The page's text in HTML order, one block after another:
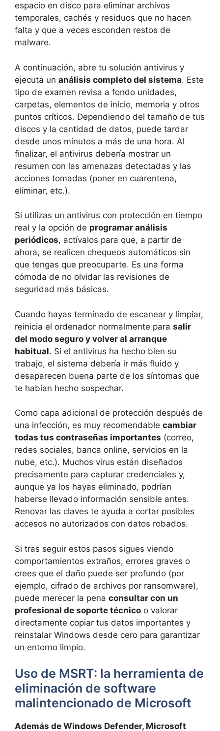
espacio en disco para eliminar archivos
temporales, cachés y residuos que no hacen
falta y que a veces esconden restos de
malware.
A continuación, abre tu solución antivirus y
ejecuta un análisis completo del sistema. Este
tipo de examen revisa a fondo unidades,
carpetas, elementos de inicio, memoria y otros
puntos críticos. Dependiendo del tamaño de tus
discos y la cantidad de datos, puede tardar
desde unos minutos a más de una hora. Al
finalizar, el antivirus debería mostrar un
resumen con las amenazas detectadas y las
acciones tomadas (poner en cuarentena,
eliminar, etc.).
Si utilizas un antivirus con protección en tiempo
real y la opción de programar análisis
periódicos, actívalos para que, a partir de
ahora, se realicen chequeos automáticos sin
que tengas que preocuparte. Es una forma
cómoda de no olvidar las revisiones de
seguridad más básicas.
Cuando hayas terminado de escanear y limpiar,
reinicia el ordenador normalmente para salir
del modo seguro y volver al arranque
habitual. Si el antivirus ha hecho bien su
trabajo, el sistema debería ir más fluido y
desaparecen buena parte de los síntomas que
te habían hecho sospechar.
Como capa adicional de protección después de
una infección, es muy recomendable cambiar
todas tus contraseñas importantes (correo,
redes sociales, banca online, servicios en la
nube, etc.). Muchos virus están diseñados
precisamente para capturar credenciales y,
aunque ya los hayas eliminado, podrían
haberse llevado información sensible antes.
Renovar las claves te ayuda a cortar posibles
accesos no autorizados con datos robados.
Si tras seguir estos pasos sigues viendo
comportamientos extraños, errores graves o
crees que el daño puede ser profundo (por
ejemplo, cifrado de archivos por ransomware),
puede merecer la pena consultar con un
profesional de soporte técnico o valorar
directamente copiar tus datos importantes y
reinstalar Windows desde cero para garantizar
un entorno limpio.
Uso de MSRT: la herramienta de
eliminación de software
malintencionado de Microsoft
Además de Windows Defender, Microsoft